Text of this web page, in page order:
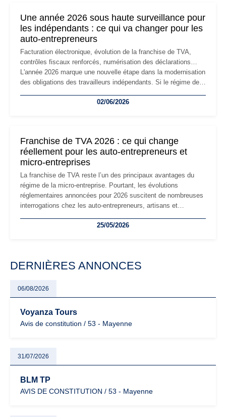
Une année 2026 sous haute surveillance pour
les indépendants : ce qui va changer pour les
auto-entrepreneurs
Facturation électronique, évolution de la franchise de TVA,
contrôles fiscaux renforcés, numérisation des déclarations…
L'année 2026 marque une nouvelle étape dans la modernisation
des obligations des travailleurs indépendants. Si le régime de
les auto-entrepreneurs devront s'adapter à un environnement
02/06/2026
Franchise de TVA 2026 : ce qui change
réellement pour les auto-entrepreneurs et
micro-entreprises
La franchise de TVA reste l’un des principaux avantages du
régime de la micro-entreprise. Pourtant, les évolutions
réglementaires annoncées pour 2026 suscitent de nombreuses
interrogations chez les auto-entrepreneurs, artisans et
facturation ou risque de bascule vers la TVA : les règles
25/05/2026
DERNIÈRES ANNONCES
06/08/2026
Voyanza Tours
Avis de constitution / 53 - Mayenne
31/07/2026
BLM TP
AVIS DE CONSTITUTION / 53 - Mayenne